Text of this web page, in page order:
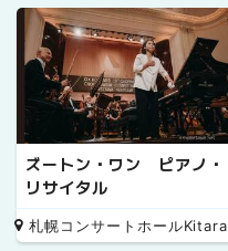
ズートン・ワン ピアノ・
リサイタル
札幌コンサートホールKitara 小ホール